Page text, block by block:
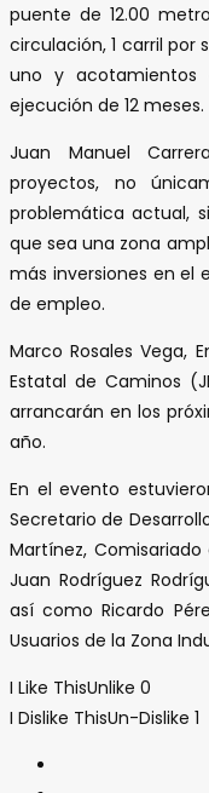
puente de 12.00
circulación, 1 carril por
uno y acotamientos
ejecución de 12 meses.
Juan Manuel
proyectos, no
problemática actual,
que sea una zona
más inversiones en el
de empleo.
Marco Rosales Vega,
Estatal de Caminos
arrancarán en los
año.
En el evento
Secretario de
Martínez,
Juan Rodríguez
así como Ricardo
Usuarios de la Zona
I Like ThisUnlike 0
I Dislike ThisUn-Dislike 1